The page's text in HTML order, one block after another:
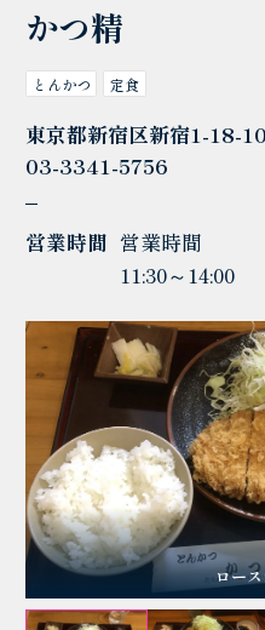
かつ精
とんかつ 定食
東京都新宿区新宿1-18-
03-3341-5756
営業時間 営業時間
11:30～14:00
ロー